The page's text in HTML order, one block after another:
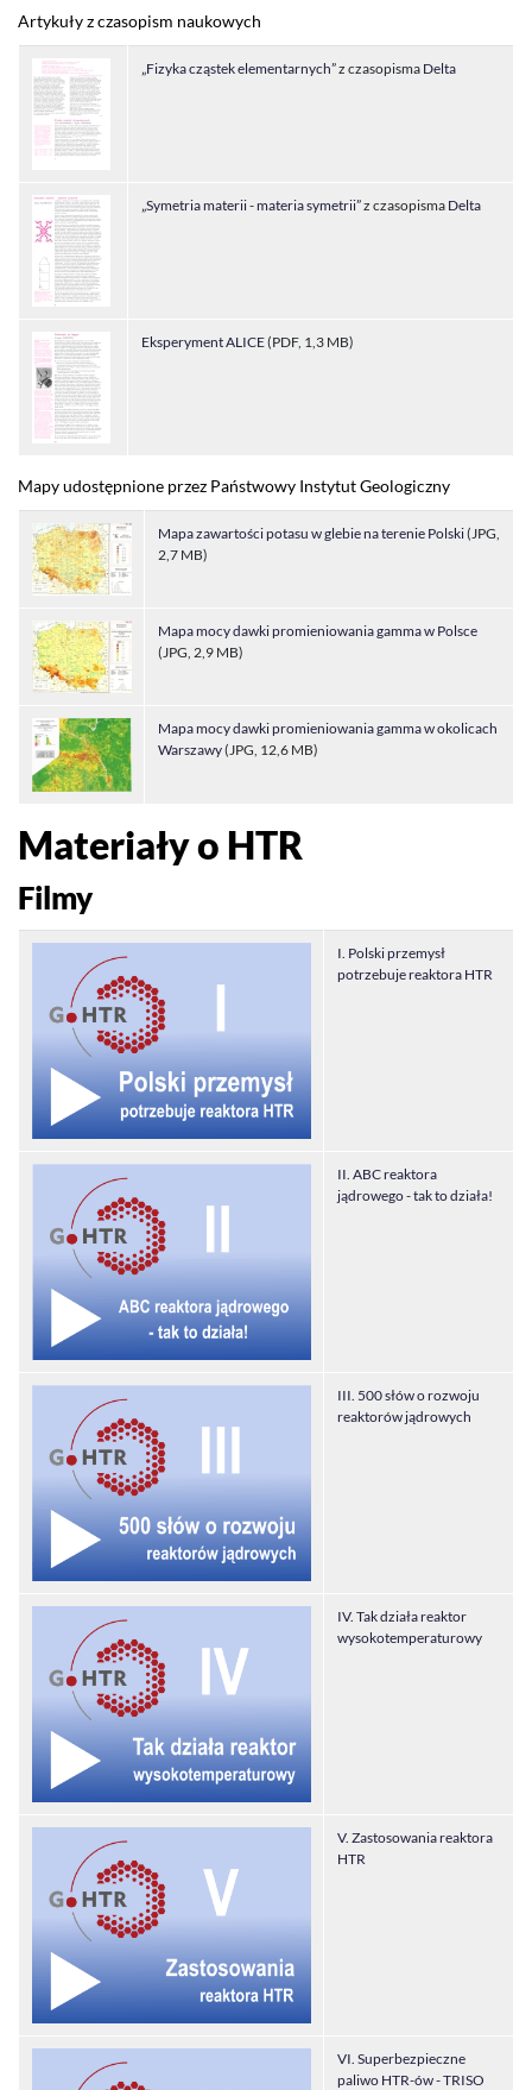
Artykuły z czasopism naukowych
„Fizyka cząstek elementarnych”z czasopisma Delta
„Symetria materii - materia symetrii”z czasopisma Delta
Eksperyment ALICE(PDF, 1,3 MB)
Mapy udostępnione przez Państwowy Instytut Geologiczny
Mapa zawartości potasu w glebie na terenie Polski(JPG,
2,7 MB)
Mapa mocy dawki promieniowania gamma w Polsce
(JPG, 2,9 MB)
Mapa mocy dawki promieniowania gamma w okolicach
Warszawy(JPG, 12,6 MB)
Materiały o HTR
Filmy
I. Polski przemysł
potrzebuje reaktora HTR
II. ABC reaktora
jądrowego - tak to działa!
III. 500 słów o rozwoju
reaktorów jądrowych
IV. Tak działa reaktor
wysokotemperaturowy
V. Zastosowania reaktora
HTR
VI. Superbezpieczne
paliwo HTR-ów - TRISO